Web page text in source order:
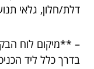
דלת/חלון, גלאי
– **מיקום לוח
בדרך כלל ליד